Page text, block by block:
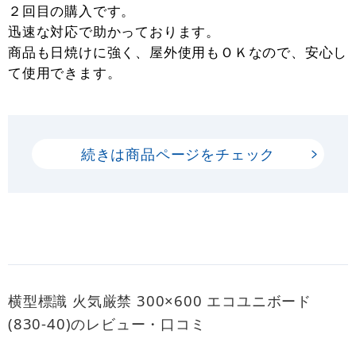
２回目の購入です。
迅速な対応で助かっております。
商品も日焼けに強く、屋外使用もＯＫなので、安心し
て使用できます。
続きは商品ページをチェック
横型標識 火気厳禁 300×600 エコユニボード
(830-40)のレビュー・口コミ